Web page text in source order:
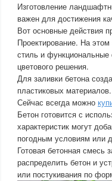
Изготовление
важен для достижения
Вот основные действия
Проектирование. На
стиль и функциональные
цветового решения.
Для заливки бетона
пластиковых
Сейчас всегда можно
Бетон готовится с
характеристик могут
погодным условиям или
Готовая бетонная
распределить бетон и
или постукивания по